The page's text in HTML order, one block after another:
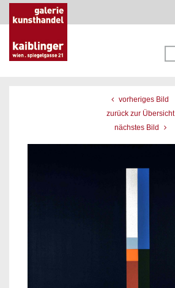
vorheriges Bild
zurück zur Übersicht
nächstes Bild